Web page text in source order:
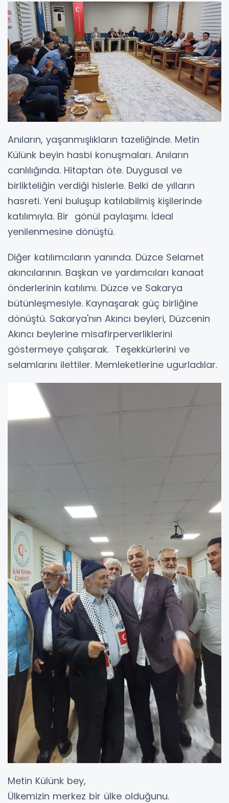
Anıların, yaşanmışlıkların tazeliğinde. Metin
Külünk beyin hasbi konuşmaları. Anıların
canlılığında. Hitaptan öte. Duygusal ve
birlikteliğin verdiği hislerle. Belki de yılların
hasreti. Yeni buluşup katılabilmiş kişilerinde
katılımıyla. Bir gönül paylaşımı. İdeal
yenilenmesine dönüştü.
Diğer katılımcıların yanında. Düzce Selamet
akıncılarının. Başkan ve yardımcıları kanaat
önderlerinin katılımı. Düzce ve Sakarya
bütünleşmesiyle. Kaynaşarak güç birliğine
dönüştü. Sakarya'nın Akıncı beyleri, Düzcenin
Akıncı beylerine misafirperverliklerini
göstermeye çalışarak. Teşekkürlerini ve
selamlarını ilettiler. Memleketlerine ugurladılar.
Metin Külünk bey,
Ülkemizin merkez bir ülke olduğunu.